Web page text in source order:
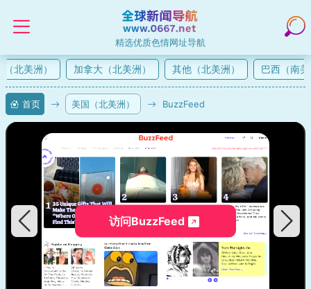
精选优质色情网址导航
北美洲） 加拿大（北美洲） 其他（北美洲） 巴西（南美
首页 美国（北美洲） BuzzFeed
访问BuzzFeed